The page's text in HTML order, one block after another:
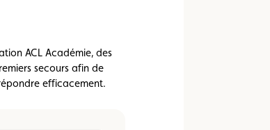
ACL Académie, des
secours afin de
efficacement.